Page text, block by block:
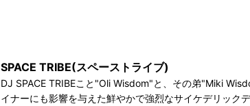
SPACE TRIBE(スペーストライブ)
DJ SPACE TRIBEこと"Oli Wisdom"と、その弟"Miki
イナーにも影響を与えた鮮やかで強烈なサイケデリック